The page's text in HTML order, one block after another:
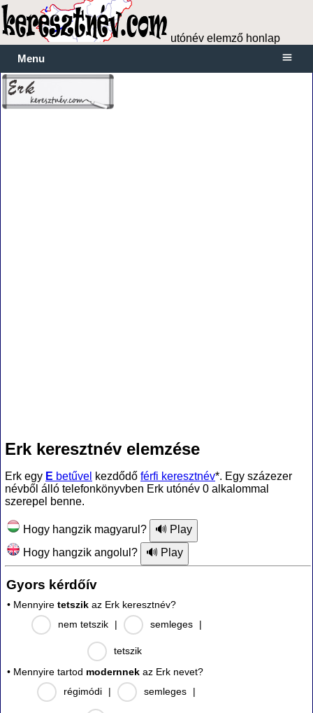
utónév elemző honlap
Menu
Erk keresztnév elemzése
Erk egy E betűvel kezdődő férfi keresztnév*. Egy százezer
névből álló telefonkönyvben Erk utónév 0 alkalommal
szerepel benne.
Hogy hangzik magyarul?
Hogy hangzik angolul?
Gyors kérdőív
• Mennyire tetszik az Erk keresztnév?
nem tetszik
| semleges |
tetszik
• Mennyire tartod modernnek az Erk nevet?
régimódi
| semleges |